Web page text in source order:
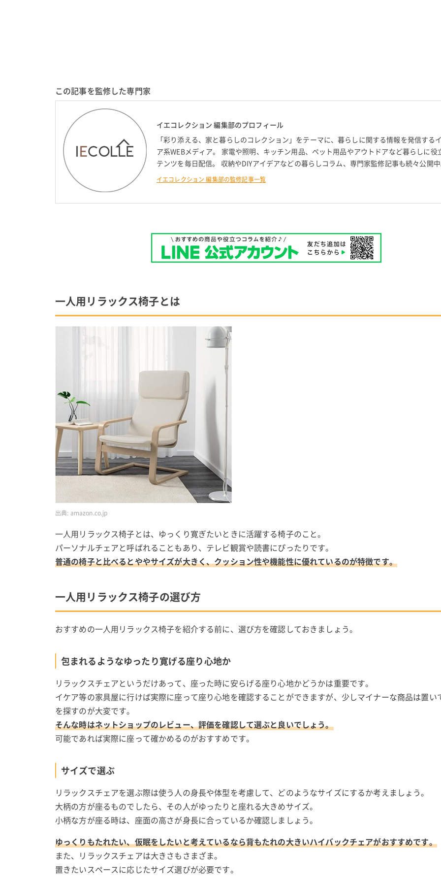
この記事を監修した専門家
イエコレクション 編集部のプロフィール
「彩り添える、家と暮らしのコレクション」をテーマに、暮らしに関する情報を発信する
ア系WEBメディア。 家電や照明、キッチン用品、ペット用品やアウトドアなど暮らしに役
テンツを毎日配信。 収納やDIYアイデアなどの暮らしコラム、専門家監修記事も続々公開中
イエコレクション 編集部の監修記事一覧
一人用リラックス椅子とは
出典: amazon.co.jp
一人用リラックス椅子とは、ゆっくり寛ぎたいときに活躍する椅子のこと。
パーソナルチェアと呼ばれることもあり、テレビ観賞や読書にぴったりです。
普通の椅子と比べるとややサイズが大きく、クッション性や機能性に優れているのが特徴です。
一人用リラックス椅子の選び方
おすすめの一人用リラックス椅子を紹介する前に、選び方を確認しておきましょう。
包まれるようなゆったり寛げる座り心地か
リラックスチェアというだけあって、座った時に安らげる座り心地かどうかは重要です。
イケア等の家具屋に行けば実際に座って座り心地を確認することができますが、少しマイナーな商品は置い
を探すのが大変です。
そんな時はネットショップのレビュー、評価を確認して選ぶと良いでしょう。
可能であれば実際に座って確かめるのがおすすめです。
サイズで選ぶ
リラックスチェアを選ぶ際は使う人の身長や体型を考慮して、どのようなサイズにするか考えましょう。
大柄の方が座るものでしたら、その人がゆったりと座れる大きめサイズ。
小柄な方が座る時は、座面の高さが身長に合っているか確認しましょう。
ゆっくりもたれたい、仮眠をしたいと考えているなら背もたれの大きいハイバックチェアがおすすめです。
また、リラックスチェアは大きさもさまざま。
置きたいスペースに応じたサイズ選びが必要です。